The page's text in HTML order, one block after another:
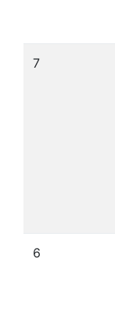
7
6